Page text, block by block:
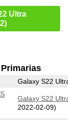
Ultra
Galaxy S22
Galaxy S22
2022-02-09)